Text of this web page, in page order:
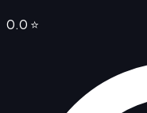
0.0 ⭐